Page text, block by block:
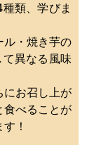
類、学びま
ル・焼き芋の
異なる風味
にお召し上が
食べることが
！